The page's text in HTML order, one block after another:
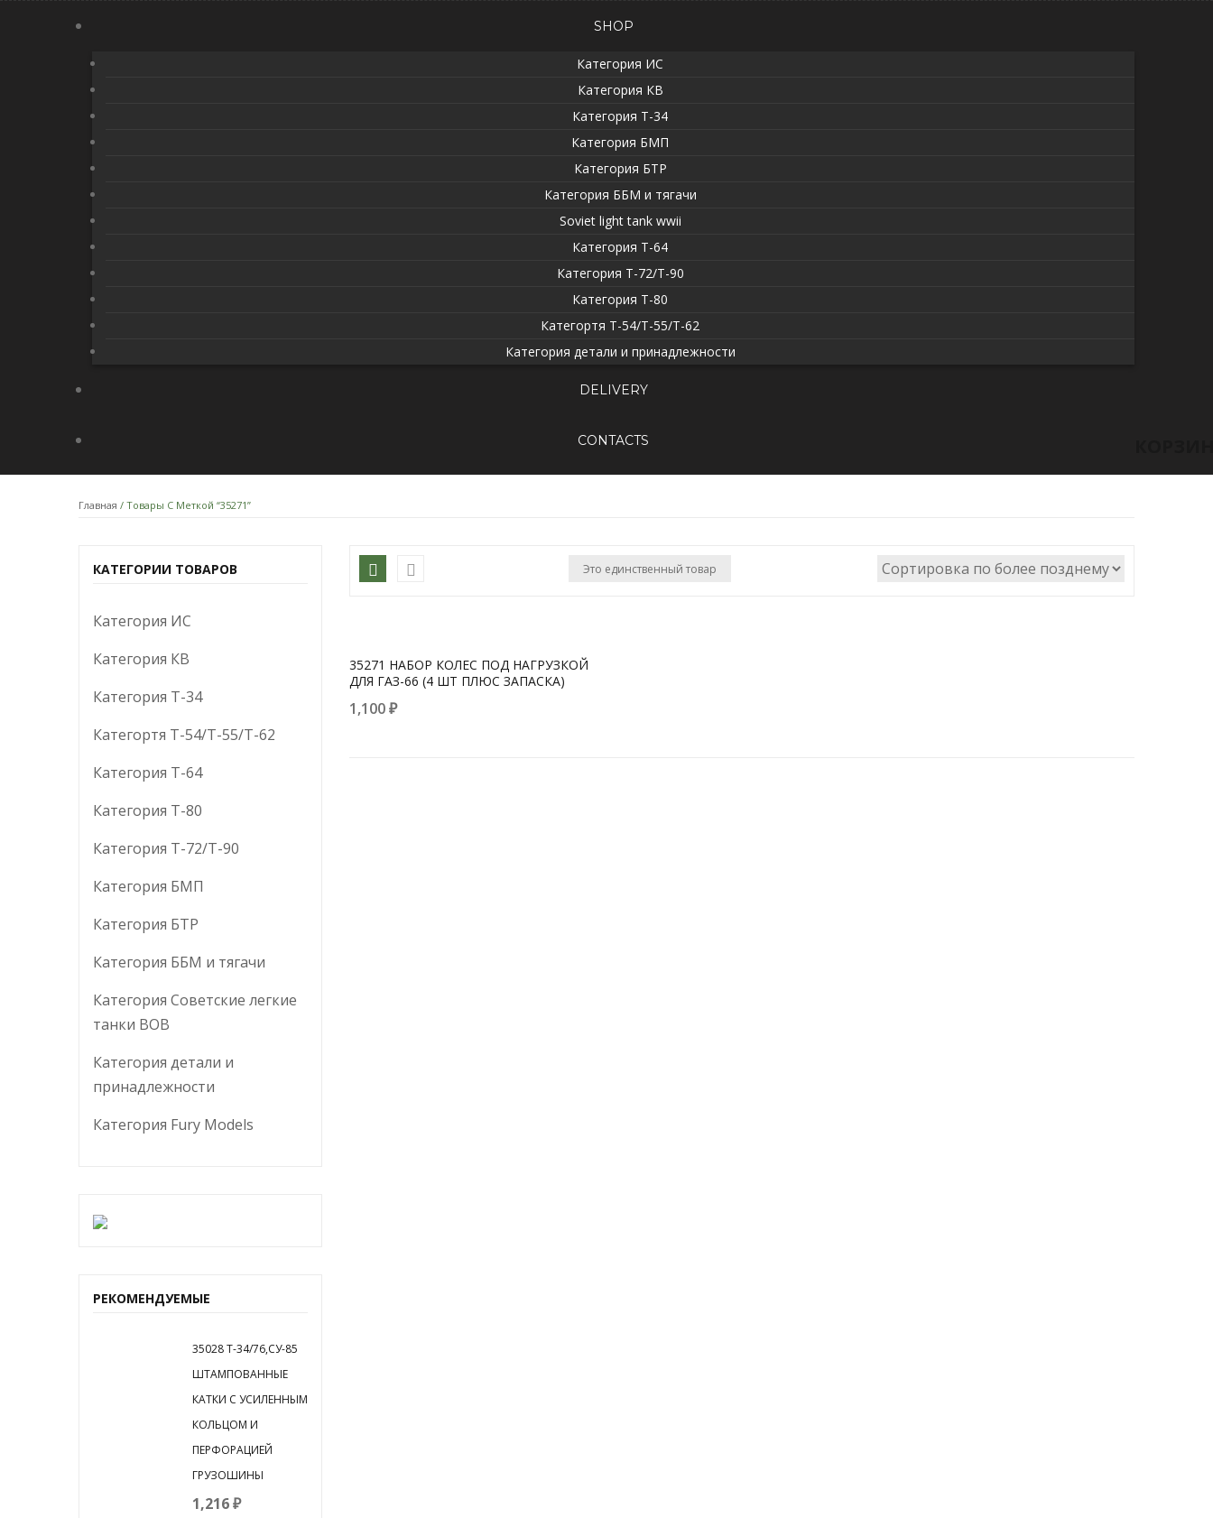
SHOP
Категория ИС
Категория КВ
Категория Т-34
Категория БМП
Категория БТР
Категория ББМ и тягачи
Soviet light tank wwii
Категория T-64
Категория T-72/T-90
Категория T-80
Категортя Т-54/Т-55/Т-62
Категория детали и принадлежности
DELIVERY
CONTACTS
Главная / Товары С Меткой “35271”
КАТЕГОРИИ ТОВАРОВ
Категория ИС
Категория КВ
Категория Т-34
Категортя Т-54/Т-55/Т-62
Категория T-64
Категория T-80
Категория T-72/T-90
Категория БМП
Категория БТР
Категория ББМ и тягачи
Категория Советские легкие
танки ВОВ
Категория детали и
принадлежности
Категория Fury Models
РЕКОМЕНДУЕМЫЕ
35028 Т-34/76,СУ-85
ШТАМПОВАННЫЕ
КАТКИ С УСИЛЕННЫМ
КОЛЬЦОМ И
ПЕРФОРАЦИЕЙ
ГРУЗОШИНЫ
1,216₽
Это единственный товар
35271 НАБОР КОЛЕС ПОД НАГРУЗКОЙ
ДЛЯ ГАЗ-66 (4 ШТ ПЛЮС ЗАПАСКА)
1,100₽